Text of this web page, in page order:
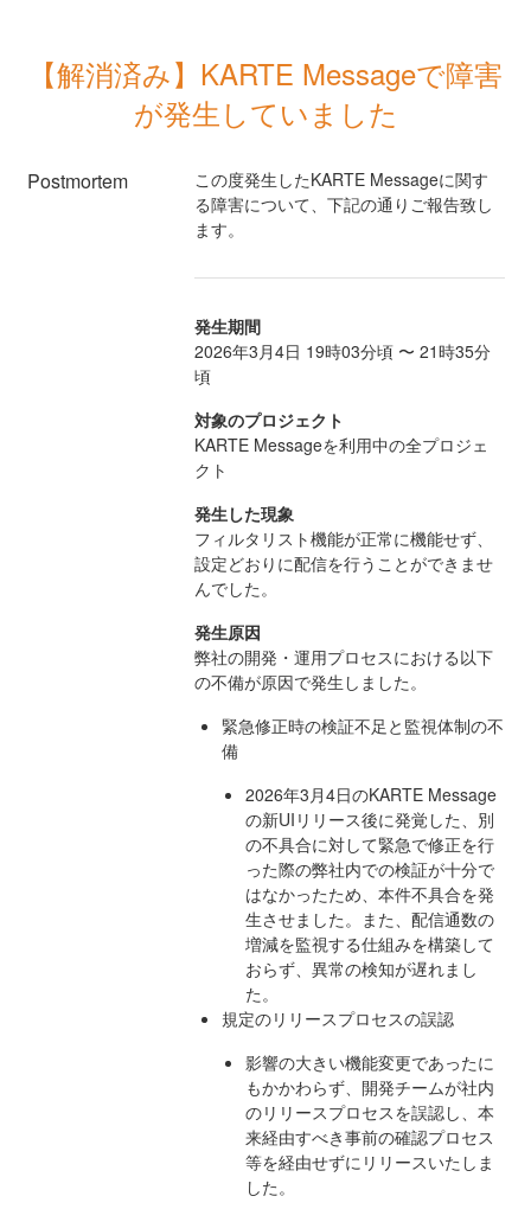
【解消済み】KARTE Messageで障害
が発生していました
Postmortem
この度発生したKARTE Messageに関す
る障害について、下記の通りご報告致し
ます。
発生期間
2026年3月4日 19時03分頃 〜 21時35分
頃
対象のプロジェクト
KARTE Messageを利用中の全プロジェ
クト
発生した現象
フィルタリスト機能が正常に機能せず、
設定どおりに配信を行うことができませ
んでした。
発生原因
弊社の開発・運用プロセスにおける以下
の不備が原因で発生しました。
緊急修正時の検証不足と監視体制の不
備
2026年3月4日のKARTE Message
の新UIリリース後に発覚した、別
の不具合に対して緊急で修正を行
った際の弊社内での検証が十分で
はなかったため、本件不具合を発
生させました。また、配信通数の
増減を監視する仕組みを構築して
おらず、異常の検知が遅れまし
た。
規定のリリースプロセスの誤認
影響の大きい機能変更であったに
もかかわらず、開発チームが社内
のリリースプロセスを誤認し、本
来経由すべき事前の確認プロセス
等を経由せずにリリースいたしま
した。